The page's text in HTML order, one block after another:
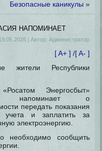
Безопасные каникулы»
напоминает
| Автор: Администратор
[ A+ ] /[ A- ]
жители Республики
Энергосбыт»
напоминает о
передать показания
учета и заплатить за
электроэнергию.
сообщить